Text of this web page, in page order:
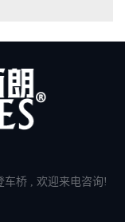
车桥 , 欢迎来电咨询!